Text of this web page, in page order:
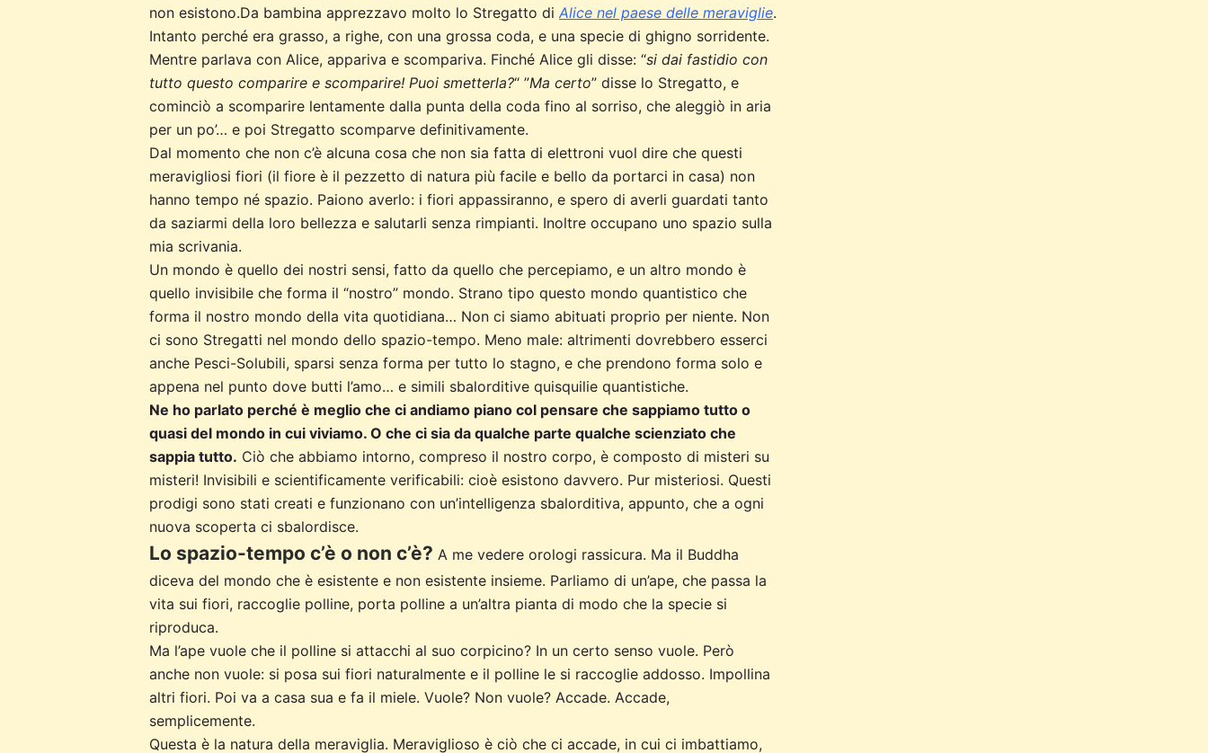
non esistono.Da bambina apprezzavo molto lo Stregatto di Alice nel paese delle meraviglie.
Intanto perché era grasso, a righe, con una grossa coda, e una specie di ghigno sorridente.
Mentre parlava con Alice, appariva e scompariva. Finché Alice gli disse: “si dai fastidio con
tutto questo comparire e scomparire! Puoi smetterla?“ ”Ma certo” disse lo Stregatto, e
cominciò a scomparire lentamente dalla punta della coda fino al sorriso, che aleggiò in aria
per un po’… e poi Stregatto scomparve definitivamente.
Dal momento che non c’è alcuna cosa che non sia fatta di elettroni vuol dire che questi
meravigliosi fiori (il fiore è il pezzetto di natura più facile e bello da portarci in casa) non
hanno tempo né spazio. Paiono averlo: i fiori appassiranno, e spero di averli guardati tanto
da saziarmi della loro bellezza e salutarli senza rimpianti. Inoltre occupano uno spazio sulla
mia scrivania.
Un mondo è quello dei nostri sensi, fatto da quello che percepiamo, e un altro mondo è
quello invisibile che forma il “nostro” mondo. Strano tipo questo mondo quantistico che
forma il nostro mondo della vita quotidiana… Non ci siamo abituati proprio per niente. Non
ci sono Stregatti nel mondo dello spazio-tempo. Meno male: altrimenti dovrebbero esserci
anche Pesci-Solubili, sparsi senza forma per tutto lo stagno, e che prendono forma solo e
appena nel punto dove butti l’amo… e simili sbalorditive quisquilie quantistiche.
Ne ho parlato perché è meglio che ci andiamo piano col pensare che sappiamo tutto o
quasi del mondo in cui viviamo. O che ci sia da qualche parte qualche scienziato che
sappia tutto. Ciò che abbiamo intorno, compreso il nostro corpo, è composto di misteri su
misteri! Invisibili e scientificamente verificabili: cioè esistono davvero. Pur misteriosi. Questi
prodigi sono stati creati e funzionano con un’intelligenza sbalorditiva, appunto, che a ogni
nuova scoperta ci sbalordisce.
Lo spazio-tempo c’è o non c’è? A me vedere orologi rassicura. Ma il Buddha
diceva del mondo che è esistente e non esistente insieme. Parliamo di un’ape, che passa la
vita sui fiori, raccoglie polline, porta polline a un’altra pianta di modo che la specie si
riproduca.
Ma l’ape vuole che il polline si attacchi al suo corpicino? In un certo senso vuole. Però
anche non vuole: si posa sui fiori naturalmente e il polline le si raccoglie addosso. Impollina
altri fiori. Poi va a casa sua e fa il miele. Vuole? Non vuole? Accade. Accade,
semplicemente.
Questa è la natura della meraviglia. Meraviglioso è ciò che ci accade, in cui ci imbattiamo,